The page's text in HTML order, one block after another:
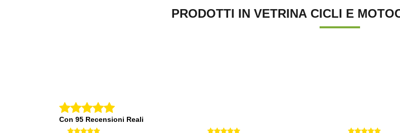
PRODOTTI IN VETRINA CICLI E
Con 95 Recensioni Reali